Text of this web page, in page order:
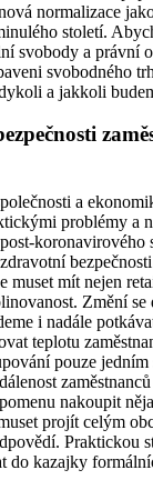
normalizace
století.
svobody a právní
svobodného
a jakkoli
a
problémy a
koronavirového
muset mít nejen
Změní se
i nadále
teplotu
pouze
nakoupit
projít celým
Praktickou
do kazajky